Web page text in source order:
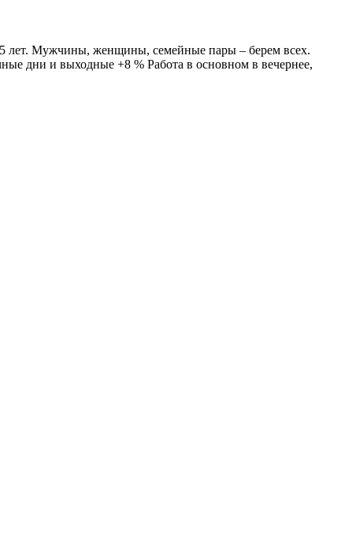
лет. Мужчины, женщины, семейные пары – берем всех.
дни и выходные +8 % Работа в основном в вечернее,